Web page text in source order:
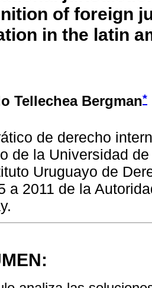
of foreign
in the latin
Tellechea Bergman*
de derecho
de la Universidad
Uruguayo de
a 2011 de la